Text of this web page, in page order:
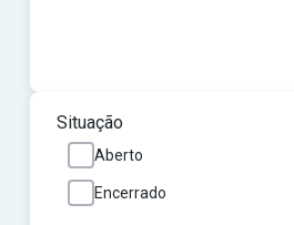
Situação
Aberto
Encerrado